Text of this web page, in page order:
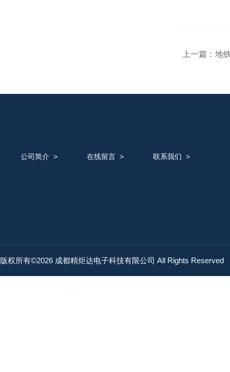
上一篇： 地
公司简介 > 在线留言> 联系我们 >
版权所有©2026 成都精炬达电子科技有限公司 All Rights Reserved